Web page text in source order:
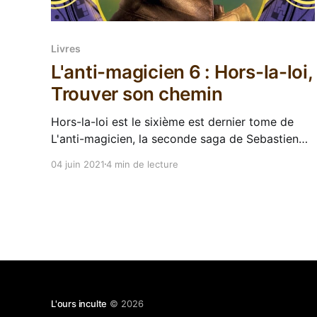
Livres
L'anti-magicien 6 : Hors-la-loi,
Trouver son chemin
Hors-la-loi est le sixième est dernier tome de
L'anti-magicien, la seconde saga de Sebastien
Adult" après avoir terminé sa série des
04 juin 20214 min de lecture
L'ours inculte © 2026